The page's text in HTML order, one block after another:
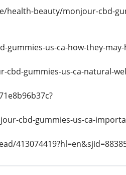
beauty/monjour-cbd-
us-ca-how-they-
gummies-us-ca-natural-
cbd-gummies-us-ca-